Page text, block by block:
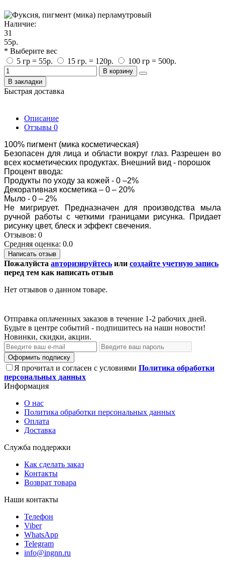
Наличие:
31
55р.
* Выберите вес
5 гр = 55р.
15 гр. = 120р. 100 гр = 500р.
В корзину
В закладки
Быстрая доставка
Описание
Отзывы 0
100% пигмент (мика косметическая)
Безопасен для лица и области вокруг глаз. Разрешен во
всех косметических продуктах. Внешний вид - порошок
Процент ввода:
Продукты по уходу за кожей - 0 –2%
Декоративная косметика – 0 – 20%
Мыло - 0 – 2%
Не мигрирует. Предназначен для производства мыла
ручной работы с четкими границами рисунка. Придает
рисунку цвет, блеск и эффект свечения.
Отзывов: 0
Средняя оценка: 0.0
Написать отзыв
Пожалуйста авторизируйтесь или создайте учетную запись
перед тем как написать отзыв
Нет отзывов о данном товаре.
Отправка оплаченных заказов в течение 1-2 рабочих дней.
Будьте в центре событий - подпишитесь на наши новости!
Новинки, скидки, акции.
Оформить подписку
Я прочитал и согласен с условиями Политика обработки
персональных данных
Информация
О нас
Политика обработки персональных данных
Оплата
Доставка
Служба поддержки
Как сделать заказ
Контакты
Возврат товара
Наши контакты
Телефон
Viber
WhatsApp
Telegram
info@ingnn.ru